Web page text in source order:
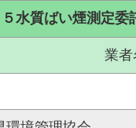
水質ばい煙測定委
業者